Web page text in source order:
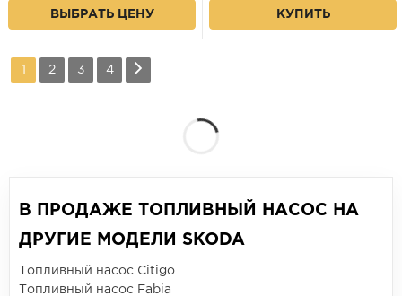
ВЫБРАТЬ ЦЕНУ КУПИТЬ
1 2 3 4
В ПРОДАЖЕ ТОПЛИВНЫЙ НАСОС НА
ДРУГИЕ МОДЕЛИ SKODA
Топливный насос Citigo
Топливный насос Fabia